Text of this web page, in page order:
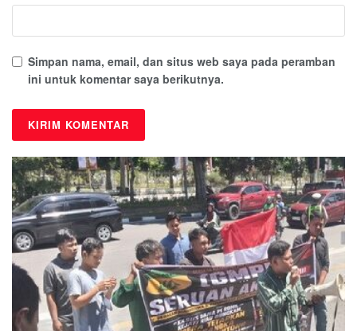
Simpan nama, email, dan situs web saya pada peramban
ini untuk komentar saya berikutnya.